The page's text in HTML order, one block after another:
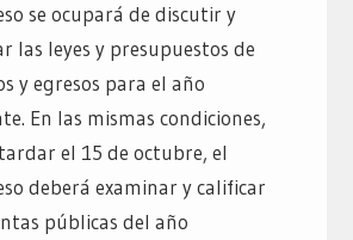
se ocupará de discutir y
las leyes y presupuestos de
y egresos para el año
En las mismas condiciones,
el 15 de octubre, el
deberá examinar y calificar
públicas del año